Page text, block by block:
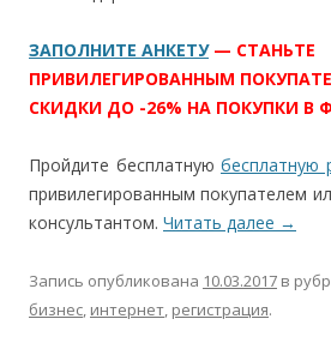
ЗАПОЛНИТЕ АНКЕТУ— СТАНЬТЕ
ПРИВИЛЕГИРОВАННЫМ
СКИДКИ ДО -26% НА ПОКУПКИ В
Пройдите бесплатную бесплатную
привилегированным покупателем
консультантом. Читать далее →
Запись опубликована 10.03.2017 в
бизнес, интернет, регистрация.